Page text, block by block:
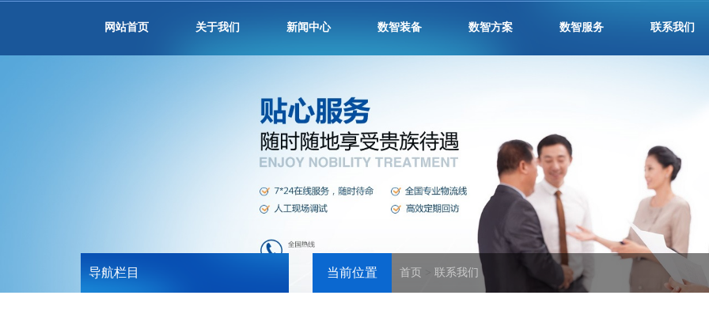
网站首页 关于我们 新闻中心 数智装备 数智方案 数智服务 联系我们
导航栏目 当前位置 首页 联系我们